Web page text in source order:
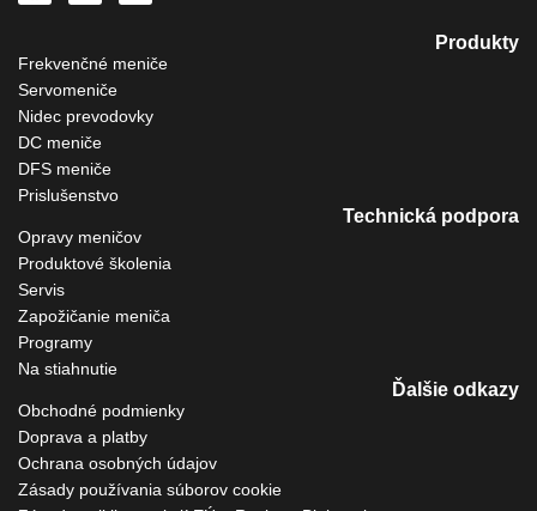
Produkty
Frekvenčné meniče
Servomeniče
Nidec prevodovky
DC meniče
DFS meniče
Prislušenstvo
Technická podpora
Opravy meničov
Produktové školenia
Servis
Zapožičanie meniča
Programy
Na stiahnutie
Ďalšie odkazy
Obchodné podmienky
Doprava a platby
Ochrana osobných údajov
Zásady používania súborov cookie